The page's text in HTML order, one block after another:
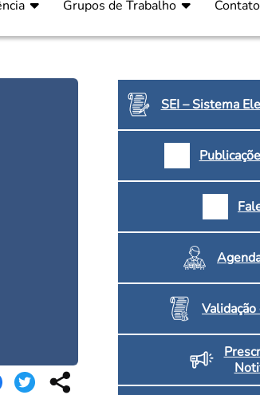
e formulários
2026 – Piso salarial Farmácias e Drogaria
e Estabelecimentos Inscritos no CRF/MS
Dados – LGPD
Grupos de Trabalho
Estética
Farmácia Hospitalar e Oncologia
Pesquisa Clínica
Saúde Pública e Indígena
SEI – Sistema